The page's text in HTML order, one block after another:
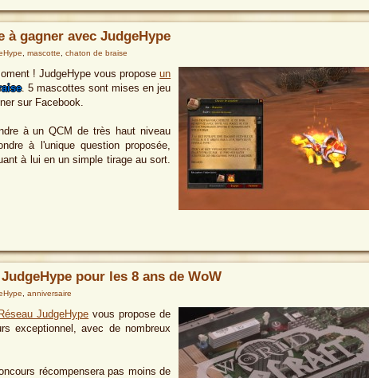
à gagner avec JudgeHype
, mascotte, chaton de braise
! JudgeHype vous proposeun
. 5 mascottes sont mises en jeu
sur Facebook.
à un QCM de très haut niveau
à l'unique question proposée,
à lui en un simple tirage au sort.
pour les 8 ans de WoW
anniversaire
Réseau JudgeHype vous propose de
exceptionnel, avec de nombreux
récompensera pas moins de